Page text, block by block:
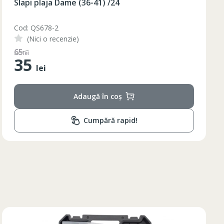
84
85
84
84
84
Slapi plaja Dame (36-40) galben /48/8
Cod: BQ88G
(Nici o recenzie)
110lei
55 lei
Adaugă în coș
Cumpără rapid!